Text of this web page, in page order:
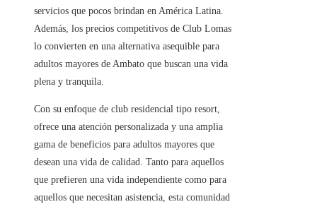
servicios que pocos brindan en América Latina.
Además, los precios competitivos de Club Lomas
lo convierten en una alternativa asequible para
adultos mayores de Ambato que buscan una vida
plena y tranquila.
Con su enfoque de club residencial tipo resort,
ofrece una atención personalizada y una amplia
gama de beneficios para adultos mayores que
desean una vida de calidad. Tanto para aquellos
que prefieren una vida independiente como para
aquellos que necesitan asistencia, esta comunidad